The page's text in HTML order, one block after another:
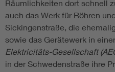
Räumlichkeiten dort schnell
auch das Werk für Röhren
Sickingenstraße, die
sowie das Gerätewerk in
Elektricitäts-Gesellschaft
in der Schwedenstraße ihre